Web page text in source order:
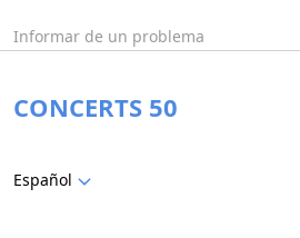
Informar de un problema
CONCERTS 50
Español